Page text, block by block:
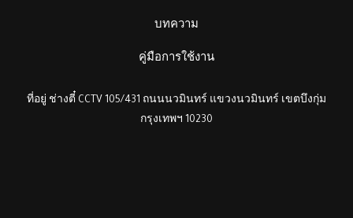
บทความ
คู่มือการใช้งาน
ที่อยู่ ช่างตี๋ CCTV 105/431 ถนนนวมินทร์ แขวงนวมินทร์ เขตบึงกุ่ม
กรุงเทพฯ 10230